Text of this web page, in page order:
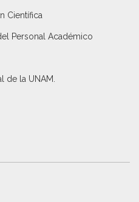
Científica
Personal Académico
de la UNAM.